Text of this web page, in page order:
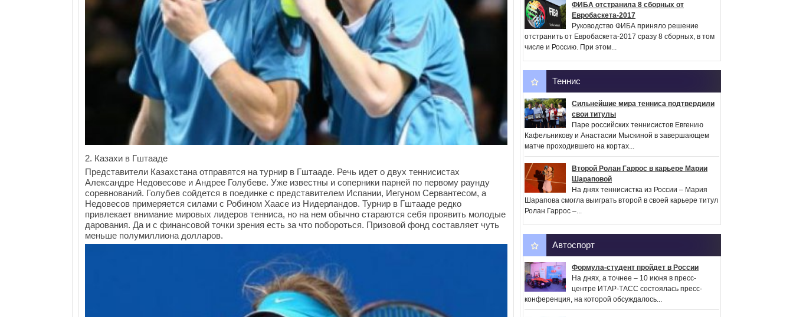
2. Казахи в Гштааде
Представители Казахстана отправятся на турнир в Гштааде. Речь идет о двух теннисистах
Александре Недовесове и Андрее Голубеве. Уже известны и соперники парней по первому раунду
соревнований. Голубев сойдется в поединке с представителем Испании, Иегуном Сервантесом, а
Недовесов примеряется силами с Робином Хаасе из Нидерландов. Турнир в Гштааде редко
привлекает внимание мировых лидеров тенниса, но на нем обычно стараются себя проявить молодые
дарования. Да и с финансовой точки зрения есть за что побороться. Призовой фонд составляет чуть
меньше полумиллиона долларов.
ФИБА отстранила 8 сборных от
Евробаскета-2017
Руководство ФИБА приняло решение
отстранить от Евробаскета-2017 сразу 8 сборных, в том
числе и Россию. При этом...
Теннис
Сильнейшие мира тенниса подтвердили
свои титулы
Паре российских теннисистов Евгению
Кафельникову и Анастасии Мыскиной в завершающем
матче проходившего на кортах...
Второй Ролан Гаррос в карьере Марии
Шараповой
На днях теннисистка из России – Мария
Шарапова смогла выиграть второй в своей карьере титул
Ролан Гаррос –...
Автоспорт
Формула-студент пройдет в России
На днях, а точнее – 10 июня в пресс-
центре ИТАР-ТАСС состоялась пресс-
конференция, на которой обсуждалось...